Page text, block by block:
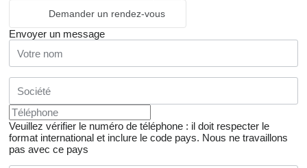
Demander un rendez-vous
Envoyer un message
Veuillez vérifier le numéro de téléphone : il doit respecter le
format international et inclure le code pays. Nous ne travaillons
pas avec ce pays